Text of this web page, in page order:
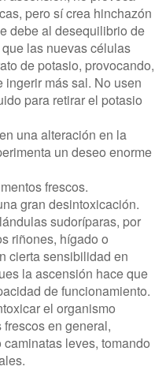
pero sí crea hinchazón
debe al desequilibrio de
las nuevas células
de potasio, provocando,
más sal. No usen
para retirar el potasio
una alteración en la
un deseo enorme
frescos.
gran desintoxicación.
sudoríparas, por
riñones, hígado o
cierta sensibilidad en
la ascensión hace que
de funcionamiento.
el organismo
en general,
leves, tomando